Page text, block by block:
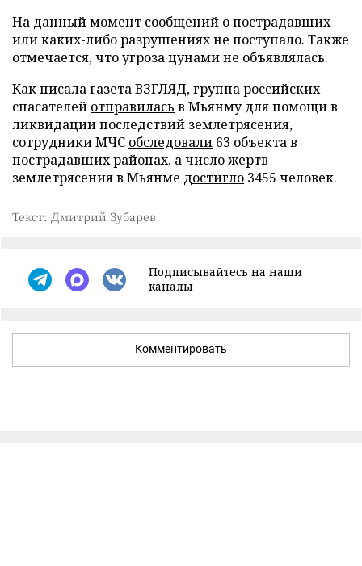
На данный момент сообщений о пострадавших
или каких-либо разрушениях не поступало. Также
отмечается, что угроза цунами не объявлялась.
Как писала газета ВЗГЛЯД, группа российских
спасателей отправилась в Мьянму для помощи в
ликвидации последствий землетрясения,
сотрудники МЧС обследовали 63 объекта в
пострадавших районах, а число жертв
землетрясения в Мьянме достигло 3455 человек.
Текст: Дмитрий Зубарев
Подписывайтесь на наши
каналы
Комментировать